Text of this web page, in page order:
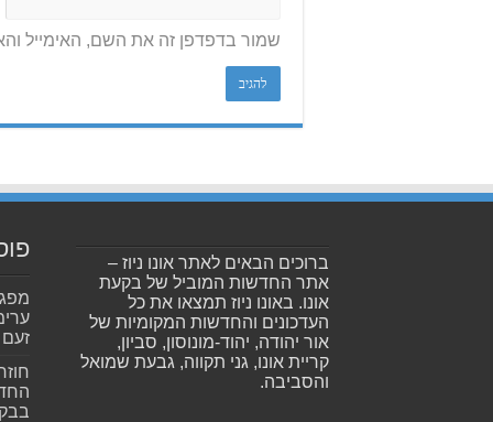
שמור בדפדפן זה את השם, האימייל
ברוכים הבאים לאתר אונו ניוז –
אתר החדשות המוביל של בקעת
אונו. באונו ניוז תמצאו את כל
העדכונים והחדשות המקומיות של
אור יהודה, יהוד-מונוסון, סביון,
קריית אונו, גני תקווה, גבעת שמואל
והסביבה.
זעם